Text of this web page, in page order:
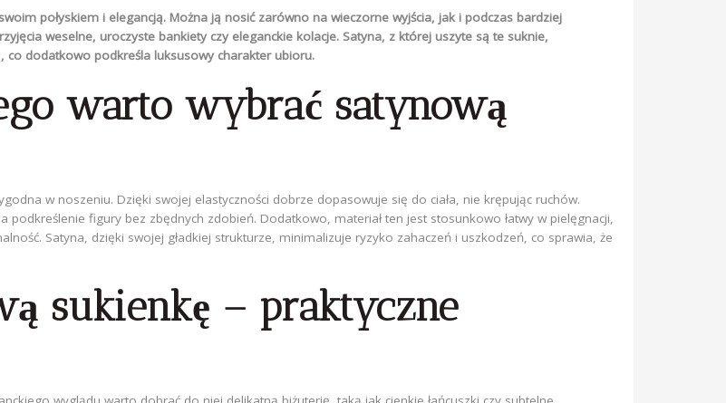
połyskiem i elegancją. Można ją nosić zarówno na wieczorne wyjścia, jak i podczas bardziej
weselne, uroczyste bankiety czy eleganckie kolacje. Satyna, z której uszyte są te suknie,
co dodatkowo podkreśla luksusowy charakter ubioru.
warto wybrać satynową
w noszeniu. Dzięki swojej elastyczności dobrze dopasowuje się do ciała, nie krępując ruchów.
figury bez zbędnych zdobień. Dodatkowo, materiał ten jest stosunkowo łatwy w pielęgnacji,
Satyna, dzięki swojej gładkiej strukturze, minimalizuje ryzyko zahaczeń i uszkodzeń, co sprawia, że
sukienkę – praktyczne